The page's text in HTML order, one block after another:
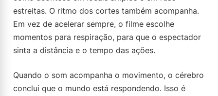
estreitas. O ritmo dos cortes também acompanha.
Em vez de acelerar sempre, o filme escolhe
momentos para respiração, para que o espectador
sinta a distância e o tempo das ações.
Quando o som acompanha o movimento, o cérebro
conclui que o mundo está respondendo. Isso é